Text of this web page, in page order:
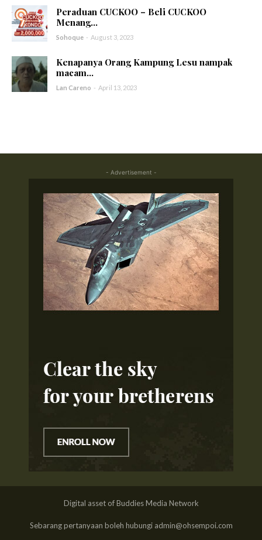
Peraduan CUCKOO – Beli CUCKOO
Menang...
Sohoque - August 3, 2023
Kenapanya Orang Kampung Lesu nampak
macam...
Lan Careno - April 13, 2023
- Advertisement -
Digital asset of Buddies Media Network
Sebarang pertanyaan boleh hubungi admin@ohsempoi.com